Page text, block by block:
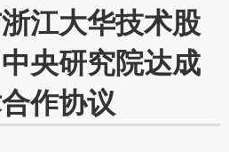
江大华技术股
央研究院达成
作协议